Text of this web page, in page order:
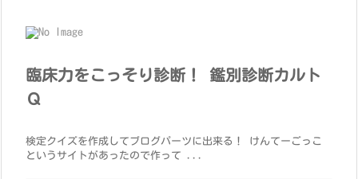
臨床力をこっそり診断！ 鑑別診断カルト
Ｑ
検定クイズを作成してブログパーツに出来る！ けんてーごっこ
というサイトがあったので作って ...